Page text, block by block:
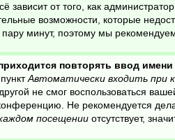
зависит от того, как
возможности, которые
пару минут, поэтому мы
повторять ввод
Автоматически входить при
не смог воспользоваться
Не рекомендуется
посещении отсутствует,